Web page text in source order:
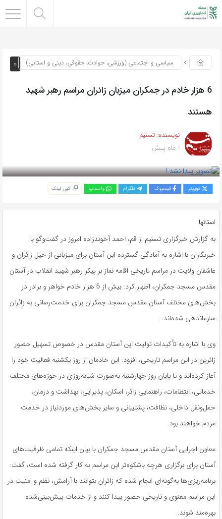
0 سیاسی و اجتماعی (ورزشی، حوادث، حقوقی، دینی و استانی)
6 هزار خادم در جمکران میزبان زائران مراسم رهبر شهید
هستند
نویسنده: تسنیم
1 ماه پیش
توییتر فیسبوک تلگرام واتساپ کپی لینک
استانها
به گزارش خبرگزاری تسنیم از قم، احمد آخوندزاده امروز در گفت‌وگو با
خبرنگاران با اشاره به آمادگی گسترده این آستان برای میزبانی از خیل زائران و
عاشقان ولایت در مراسم تاریخی اقامه نماز بر پیکر رهبر شهید انقلاب در آستان
مقدس مسجد جمکران، اظهار کرد: بیش از 6 هزار خادم خواهر و برادر در
بخش‌های مختلف آستان مقدس مسجد جمکران برای خدمت‌رسانی به زائران
سازماندهی شده‌اند.
وی با اشاره به تأکیدات تولیت این آستان مقدس در خصوص تسهیل حضور
زائرین در این مراسم تاریخی، افزود: این خادمان از روز یکشنبه فعالیت خود را
آغاز کرده‌اند و تا پایان روز چهارشنبه به‌صورت شبانه‌روزی در حوزه‌های مختلف
خدماتی، انتظامات، راهنمایی زائر، اسکان، پذیرایی، بهداشت و درمان،
حمل‌ونقل داخلی، نظافت، پشتیبانی و سایر بخش‌های موردنیاز در خدمت
مردم خواهند بود.
معاون اجرایی آستان مقدس مسجد جمکران با بیان اینکه تمامی ظرفیت‌های
آستان برای برگزاری هرچه باشکوه‌تر این مراسم به کار گرفته شده است، گفت:
برنامه‌ریزی‌ها به‌گونه‌ای انجام شده که زائران بتوانند با آرامش، نظم و امنیت در
این مراسم معنوی و تاریخی حضور پیدا کنند و از خدمات پیش‌بینی‌شده
بهره‌مند شوند.